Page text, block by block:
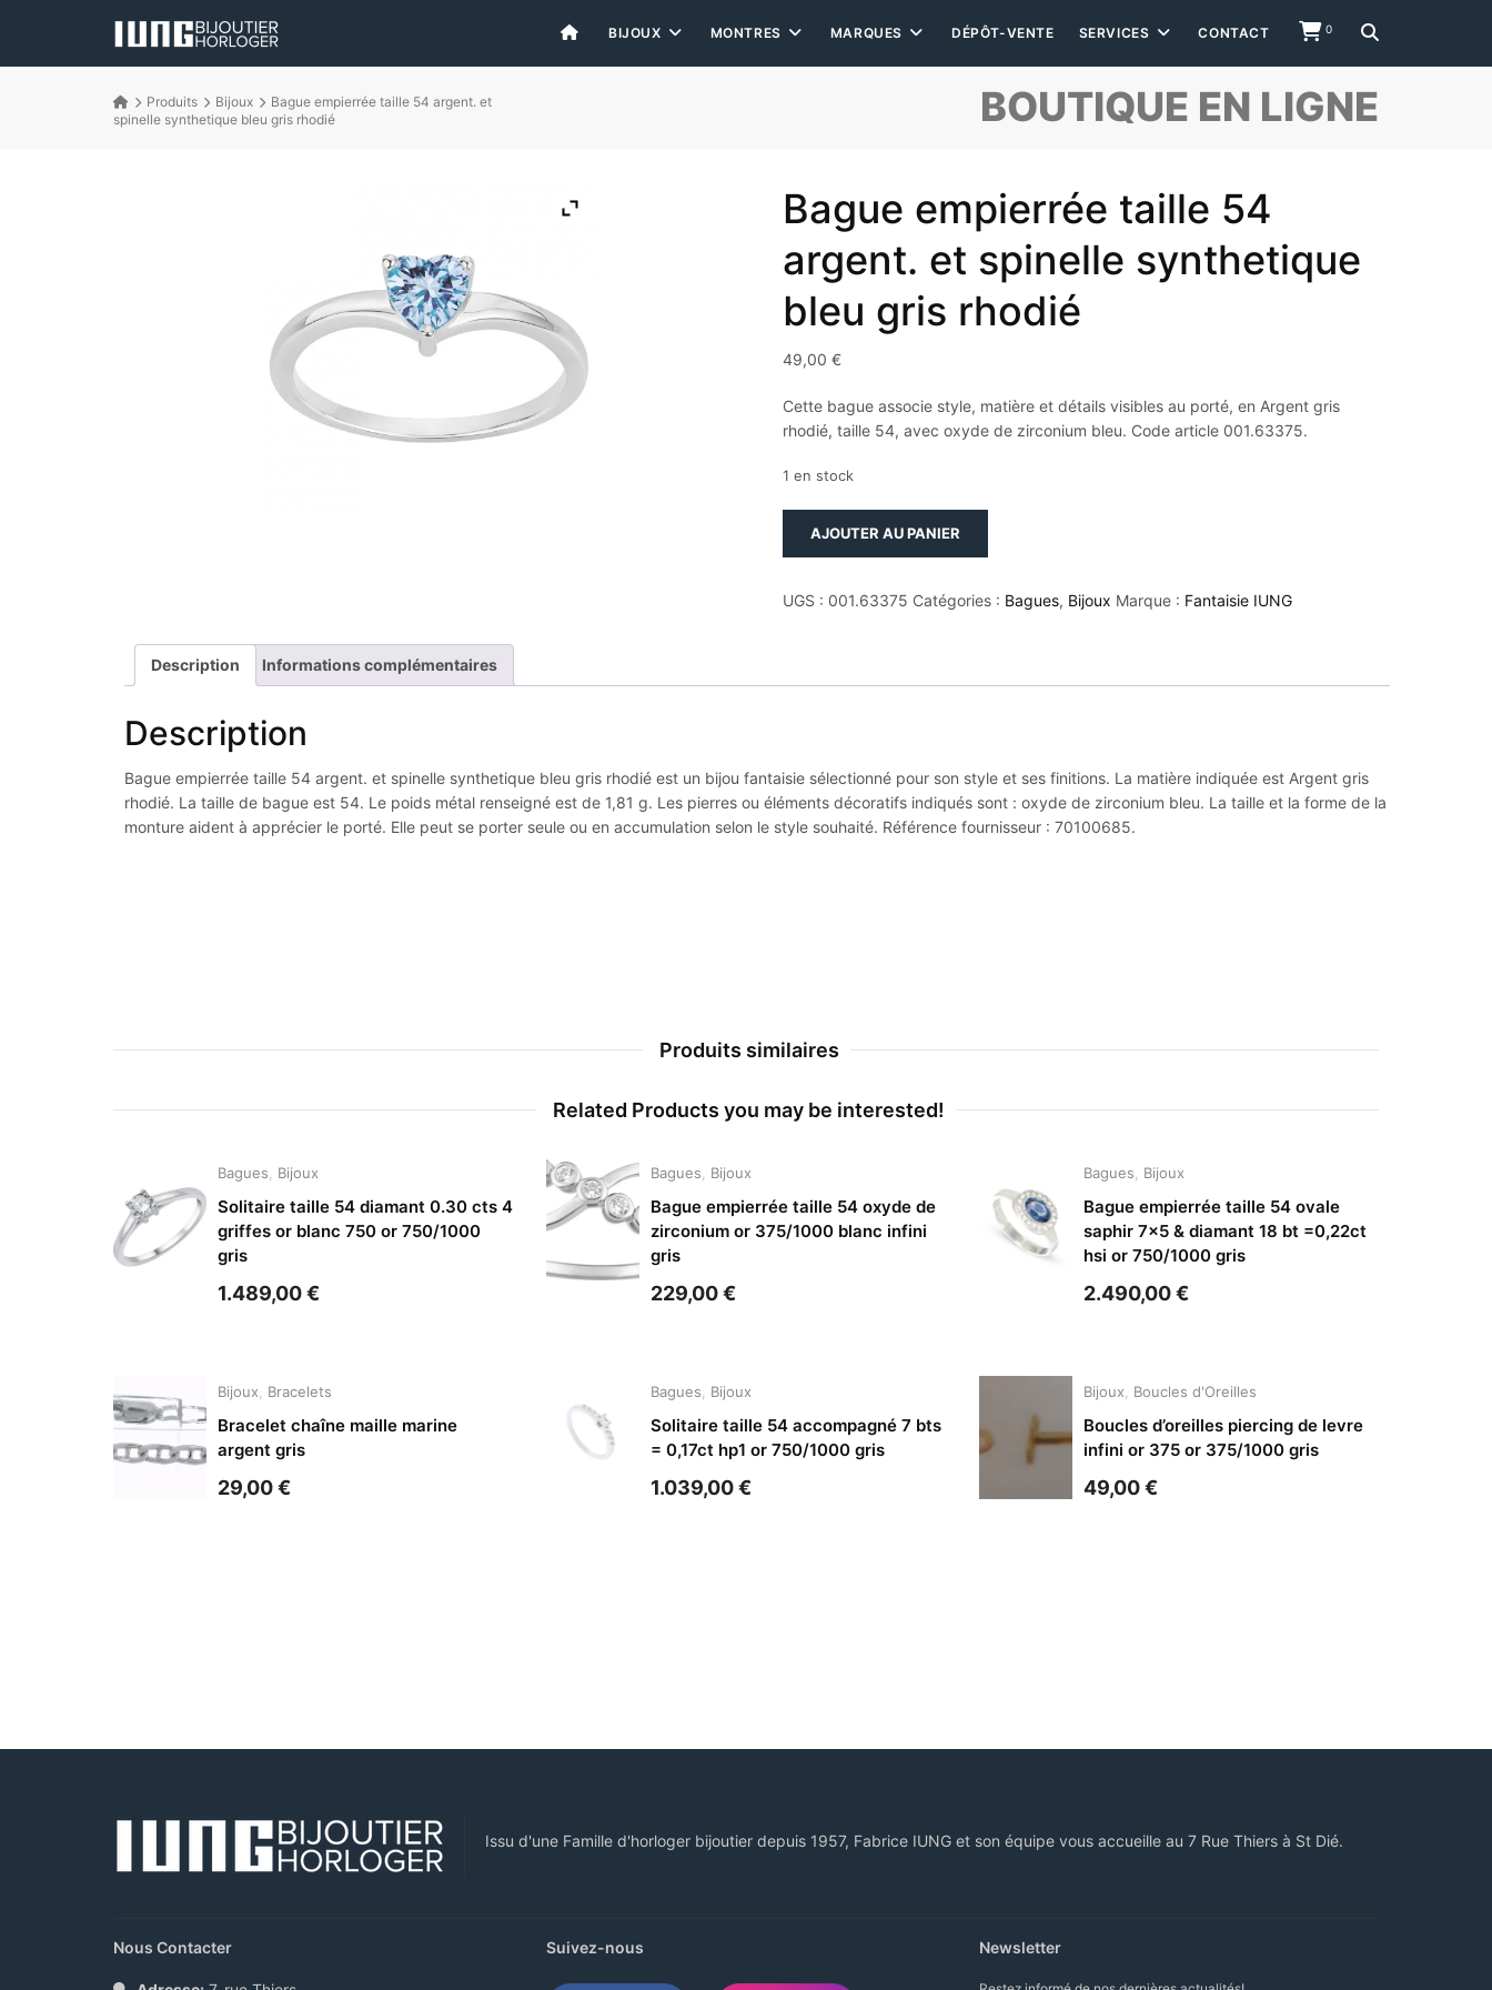
0
BIJOUX MONTRES MARQUES DÉPÔT-VENTE SERVICES CONTACT
BOUTIQUE EN LIGNE
Produits Bijoux
Bague empierrée taille 54 argent. et
spinelle synthetique bleu gris rhodié
Bague empierrée taille 54
argent. et spinelle synthetique
bleu gris rhodié
49,00 €
Cette bague associe style, matière et détails visibles au porté, en Argent gris
rhodié, taille 54, avec oxyde de zirconium bleu. Code article 001.63375.
1 en stock
empierrée
et
gris
rhodié
AJOUTER AU PANIER
UGS : 001.63375 Catégories : Bagues, Bijoux Marque : Fantaisie IUNG
Description Informations complémentaires
Description
Bague empierrée taille 54 argent. et spinelle synthetique bleu gris rhodié est un bijou fantaisie sélectionné pour son style et ses finitions. La matière indiquée est Argent gris
rhodié. La taille de bague est 54. Le poids métal renseigné est de 1,81 g. Les pierres ou éléments décoratifs indiqués sont : oxyde de zirconium bleu. La taille et la forme de la
monture aident à apprécier le porté. Elle peut se porter seule ou en accumulation selon le style souhaité. Référence fournisseur : 70100685.
Produits similaires
Related Products you may be interested!
Bagues Bijoux
Solitaire taille 54 diamant 0.30 cts 4
griffes or blanc 750 or 750/1000
gris
1.489,00€
Bijoux Bracelets
Bracelet chaîne maille marine
argent gris
29,00€
Bagues Bijoux
Bague empierrée taille 54 oxyde de
zirconium or 375/1000 blanc infini
gris
229,00€
Bagues Bijoux
Solitaire taille 54 accompagné 7 bts
= 0,17ct hp1 or 750/1000 gris
1.039,00€
Bagues Bijoux
Bague empierrée taille 54 ovale
saphir 7×5 & diamant 18 bt =0,22ct
hsi or 750/1000 gris
2.490,00€
Bijoux Boucles d'Oreilles
Boucles d’oreilles piercing de levre
infini or 375 or 375/1000 gris
49,00€
Issu d'une Famille d'horloger bijoutier depuis 1957, Fabrice IUNG et son équipe vous accueille au 7 Rue Thiers à St Dié.
Nous Contacter Suivez-nous Newsletter